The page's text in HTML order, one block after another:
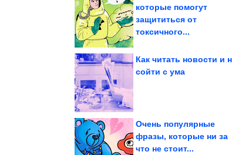
которые помогут
защититься от
токсичного...
Как читать новости и
сойти с ума
Очень популярные
фразы, которые ни за
что не стоит...